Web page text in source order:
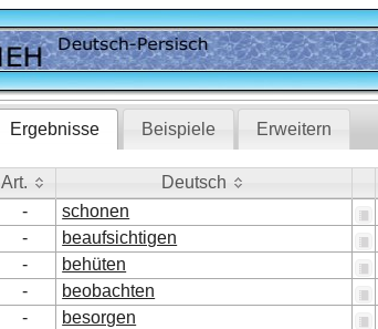
Ergebnisse Beispiele Erweitern
Art. Deutsch
Art.
- schonen
-
beaufsichtigen
-
behüten
-
beobachten
-
besorgen